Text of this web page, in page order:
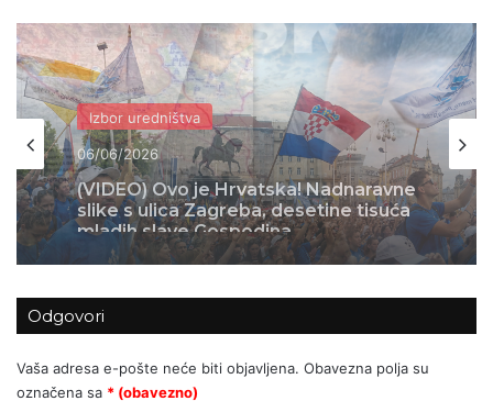
Domovina
04/06/2026
Skok 2 – operacija koja je spasila
Bihać – 1995.
Odgovori
Vaša adresa e-pošte neće biti objavljena. Obavezna polja su
označena sa * (obavezno)